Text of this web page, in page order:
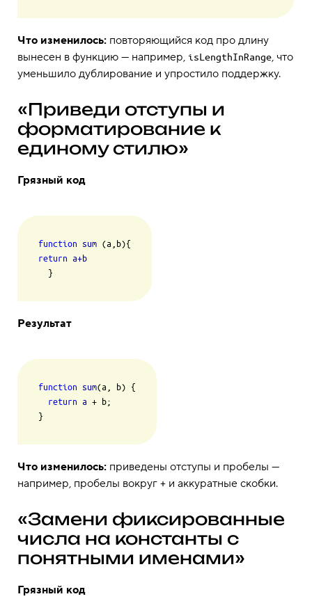
Что изменилось: повторяющийся код про длину
вынесен в функцию — например, isLengthInRange, что
уменьшило дублирование и упростило поддержку.
«Приведи отступы и
форматирование к
единому стилю»
Грязный код
function sum
return
a+b
  }
Результат
function sum(a, b) {
return
a + b;
}
Что изменилось: приведены отступы и пробелы —
например, пробелы вокруг + и аккуратные скобки.
«Замени фиксированные
числа на константы с
понятными именами»
Грязный код